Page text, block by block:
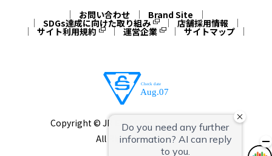
お問い合わせ Brand Site
SDGs達成に向けた取り組み 店舗採用情報
サイト利用規約 運営企業 サイトマップ
Copyright © JR East Cross Station Co.,Ltd.
All Rights Reserved.